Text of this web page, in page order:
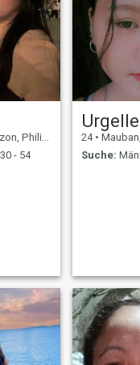
Philippinen
- 54
24 • Mauban,
Suche: